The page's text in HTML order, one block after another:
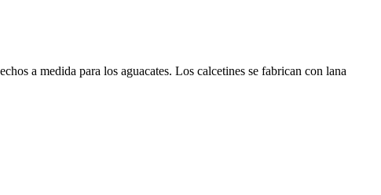
a medida para los aguacates. Los calcetines se fabrican con lana